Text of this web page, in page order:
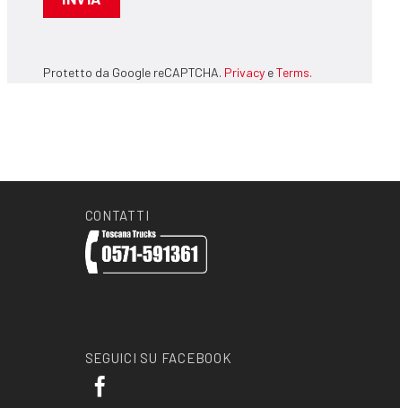
Protetto da Google reCAPTCHA. PrivacyeTerms.
CONTATTI
SEGUICI SU FACEBOOK